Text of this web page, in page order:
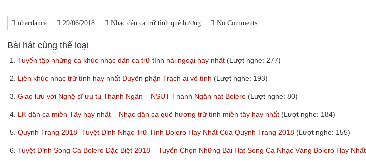
nhacdanca 29/06/2018 Nhạc dân ca trữ tình quê hương No Comments
Bài hát cùng thể loại
1. Tuyển tập những ca khúc nhạc dân ca trữ tình hải ngoại hay nhất (Lượt nghe: 277)
2. Liên khúc nhạc trữ tình hay nhất Duyên phận Trách ai vô tình (Lượt nghe: 193)
3. Giao lưu với Nghệ sĩ ưu tú Thanh Ngân – NSUT Thanh Ngân hát Bolero (Lượt nghe: 80)
4. LK dân ca miền Tây hay nhất – Nhạc dân ca quê hương trữ tình miền tây hay nhất (Lượt nghe: 184)
5. Quỳnh Trang 2018 -Tuyệt Đỉnh Nhạc Trữ Tình Bolero Hay Nhất Của Quỳnh Trang 2018 (Lượt nghe: 155)
6. Tuyệt Đỉnh Song Ca Bolero Đặc Biệt 2018 – Tuyển Chọn Những Bài Hát Song Ca Nhạc Vàng Bolero Hay Nhất